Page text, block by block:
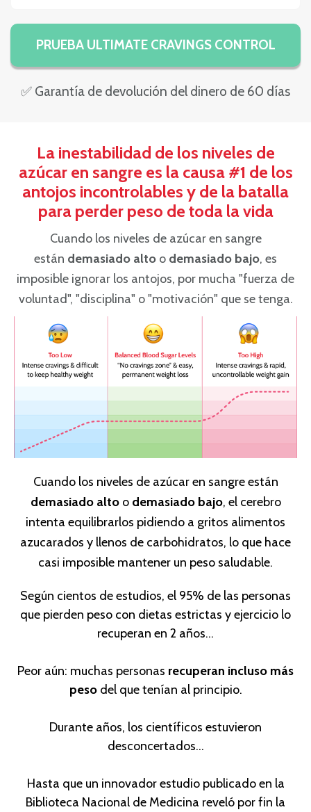
PRUEBA ULTIMATE CRAVINGS CONTROL
✅ Garantía de devolución del dinero de 60 días
La inestabilidad de los niveles de
azúcar en sangre es la causa #1 de los
antojos incontrolables y de la batalla
para perder peso de toda la vida
Cuando los niveles de azúcar en sangre
están demasiado alto o demasiado bajo, es
imposible ignorar los antojos, por mucha "fuerza de
voluntad", "disciplina" o "motivación" que se tenga.
Cuando los niveles de azúcar en sangre están
demasiado alto o demasiado bajo, el cerebro
intenta equilibrarlos pidiendo a gritos alimentos
azucarados y llenos de carbohidratos, lo que hace
casi imposible mantener un peso saludable.
Según cientos de estudios, el 95% de las personas
que pierden peso con dietas estrictas y ejercicio lo
recuperan en 2 años...
Peor aún: muchas personas recuperan incluso más
pesodel que tenían al principio.
Durante años, los científicos estuvieron
desconcertados...
Hasta que un innovador estudio publicado en la
Biblioteca Nacional de Medicina reveló por fin la